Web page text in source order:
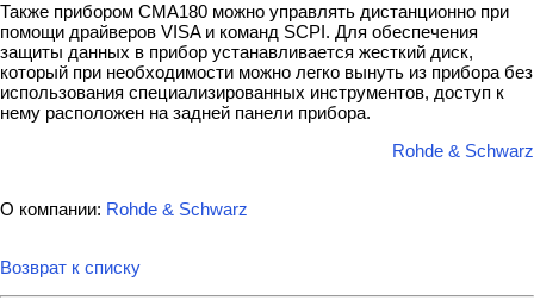
Также прибором CMA180 можно управлять дистанционно при
помощи драйверов VISA и команд SCPI. Для обеспечения
защиты данных в прибор устанавливается жесткий диск,
который при необходимости можно легко вынуть из прибора без
использования специализированных инструментов, доступ к
нему расположен на задней панели прибора.
Rohde & Schwarz
О компании: Rohde & Schwarz
Возврат к списку